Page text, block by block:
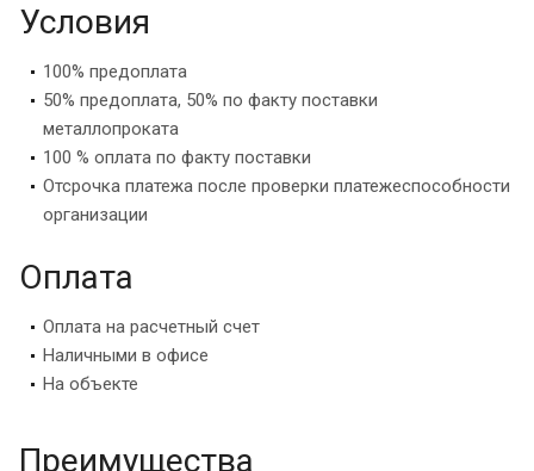
Условия
100% предоплата
50% предоплата, 50% по факту поставки
металлопроката
100 % оплата по факту поставки
Отсрочка платежа после проверки платежеспособности
организации
Оплата
Оплата на расчетный счет
Наличными в офисе
На объекте
Преимущества